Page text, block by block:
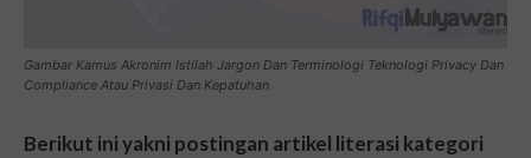
Gambar Kamus Akronim Istilah Jargon Dan Terminologi Teknologi Privacy Dan
Compliance Atau Privasi Dan Kepatuhan
Berikut ini yakni postingan artikel literasi kategori